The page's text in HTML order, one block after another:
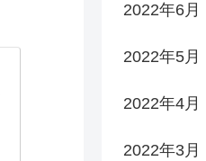
2022年6月
2022年5月
2022年4月
2022年3月